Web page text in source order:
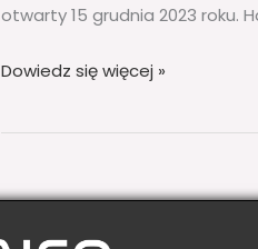
otwarty 15 grudnia 2023 roku.
Dowiedz się więcej »